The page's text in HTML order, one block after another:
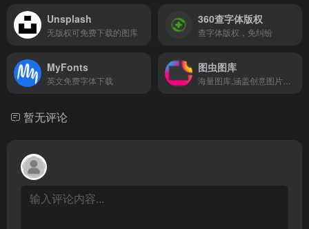
Unsplash
无版权可免费下载的图库
360查字体版权
查字体版权，免纠纷
MyFonts
英文免费字体下载
图虫图库
暂无评论